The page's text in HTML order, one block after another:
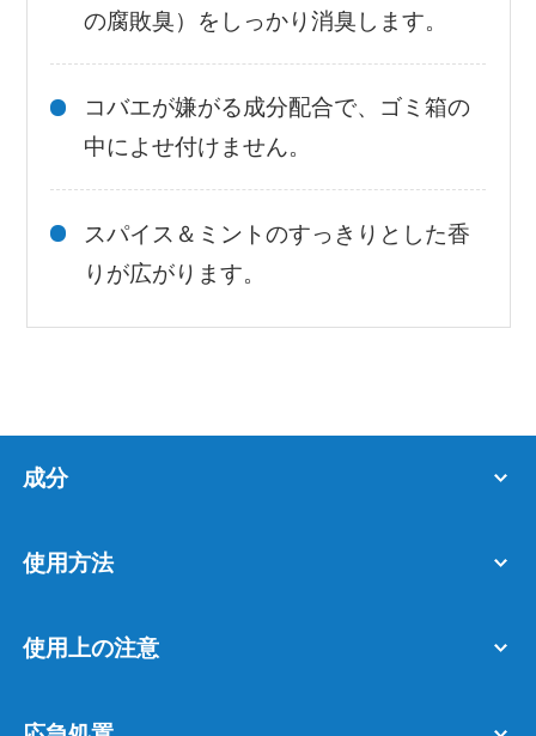
の腐敗臭）をしっかり消臭します。
コバエが嫌がる成分配合で、ゴミ箱の
中によせ付けません。
スパイス＆ミントのすっきりとした香
りが広がります。
成分
使用方法
使用上の注意